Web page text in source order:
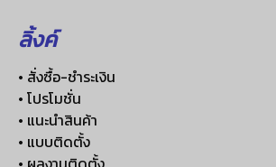
ลิ้งค์
• สั่งซื้อ-ชำระเงิน
• โปรโมชั่น
• แนะนำสินค้า
• แบบติดตั้ง